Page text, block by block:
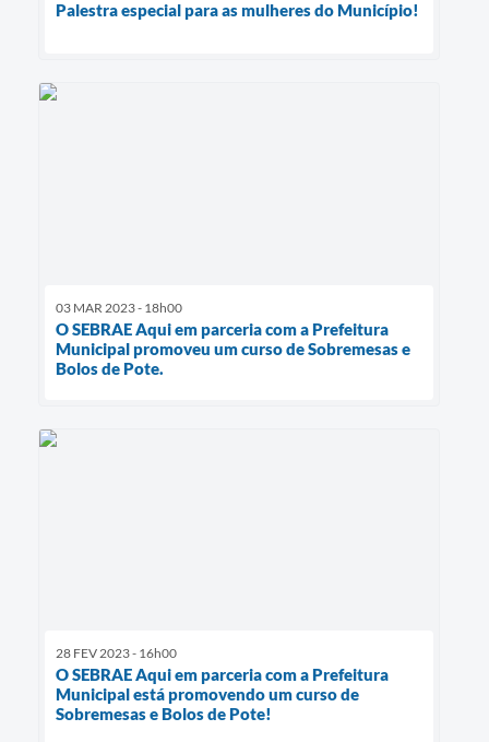
Palestra especial para as mulheres do Município!
03 MAR 2023 - 18h00
O SEBRAE Aqui em parceria com a Prefeitura
Municipal promoveu um curso de Sobremesas e
Bolos de Pote.
28 FEV 2023 - 16h00
O SEBRAE Aqui em parceria com a Prefeitura
Municipal está promovendo um curso de
Sobremesas e Bolos de Pote!